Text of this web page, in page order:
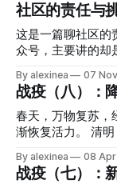
多人和事物在这一
人和事物成为我们
如今年这般光怪陆
再见，2020；你好，2021。 ※ ※ ※ 在海
永远有一颗 / 万颗的明星！[1] ※ ※
鹅」事件便是新冠
却是一种白天鹅事
生的事[1]。的确，
盖茨等个人都多次
社区的责任与
这是一篇聊社区的
众号，主要讲的却
「茶叨」公众号中
的社区，并在「
Story》，与大家
的故事。 2020 年是个魔幻年份，好多我们不曾料到的东西在
章的总起，让我们从头
.NET Core
By alexinea 07
战疫（八）：
春天，万物复苏，
渐恢复活力。 清明，这个节气与节日同名的特殊日子，国家
体同胞降旗志哀。 这三分钟的默哀，如同三千年之久，自元
月至今的种种回忆
By alexinea 08
战疫（七）：